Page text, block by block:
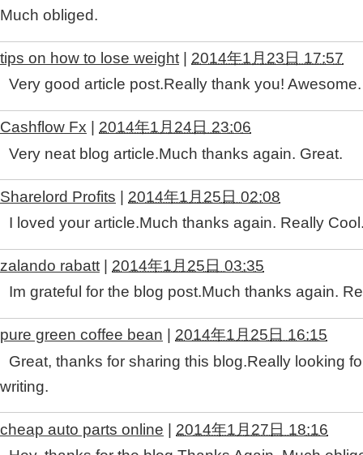
Much obliged.
tips on how to lose weight
2014年1月23日 17:57
Very good article post.Really thank you! Awesome.
Cashflow Fx
2014年1月24日 23:06
Very neat blog article.Much thanks again. Great.
Sharelord Profits | 2014年1月25日 02:08
I loved your article.Much thanks again. Really
zalando rabatt
2014年1月25日 03:35
Im grateful for the blog post.Much thanks again.
pure green coffee bean
2014年1月25日 16:15
Great, thanks for sharing this blog.Really looking
writing.
cheap auto parts online | 2014年1月27日 18:16